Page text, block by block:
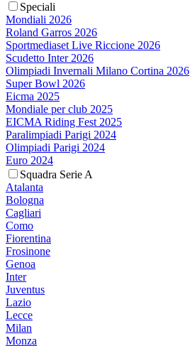
Speciali
Mondiali 2026
Roland Garros 2026
Sportmediaset Live Riccione 2026
Scudetto Inter 2026
Olimpiadi Invernali Milano Cortina 2026
Super Bowl 2026
Eicma 2025
Mondiale per club 2025
EICMA Riding Fest 2025
Paralimpiadi Parigi 2024
Olimpiadi Parigi 2024
Euro 2024
Squadra Serie A
Atalanta
Bologna
Cagliari
Como
Fiorentina
Frosinone
Genoa
Inter
Juventus
Lazio
Lecce
Milan
Monza